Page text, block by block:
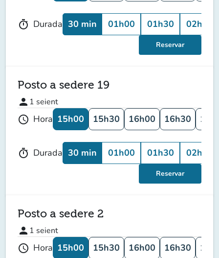
timer Durada 30 min 01h00 01h30 02h00
Reservar
Posto a sedere 19
person 1 seient
schedule Hora 15h00 15h30 16h00 16h30
timer Durada 30 min 01h00 01h30 02h00
Reservar
Posto a sedere 2
person 1 seient
schedule Hora 15h00 15h30 16h00 16h30